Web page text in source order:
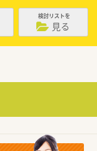
検討リストを
見る